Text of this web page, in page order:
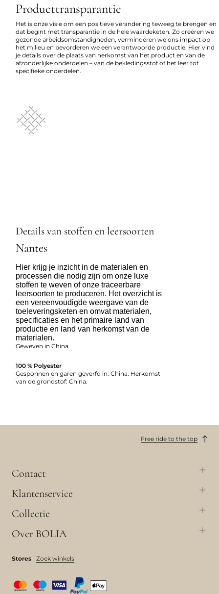
Producttransparantie
Het is onze visie om een positieve verandering teweeg te brengen en
dat begint met transparantie in de hele waardeketen. Zo creëren we
gezonde arbeidsomstandigheden, verminderen we ons impact op
het milieu en bevorderen we een verantwoorde productie. Hier vind
je details over de plaats van herkomst van het product en van de
afzonderlijke onderdelen – van de bekledingsstof of het leer tot
specifieke onderdelen.
Details van stoffen en leersoorten
Nantes
Hier krijg je inzicht in de materialen en
processen die nodig zijn om onze luxe
stoffen te weven of onze traceerbare
leersoorten te produceren. Het overzicht is
een vereenvoudigde weergave van de
toeleveringsketen en omvat materialen,
specificaties en het primaire land van
productie en land van herkomst van de
materialen.
Geweven in China.
100 % Polyester
Gesponnen en garen geverfd in: China. Herkomst
van de grondstof: China.
Free ride to the top
Contact
Klantenservice
Collectie
Over BOLIA
Stores Zoek winkels